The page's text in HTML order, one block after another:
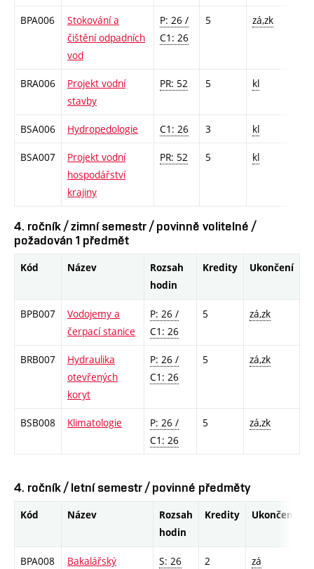
BPA006
Stokování a
čištění odpadních
vod
P: 26 /
C1: 26
5 zá,zk
BRA006
Projekt vodní
stavby
PR: 52 5 kl
BSA006 Hydropedologie C1: 26 3 kl
BSA007
Projekt vodní
hospodářství
krajiny
PR: 52 5 kl
4. ročník / zimní semestr / povinně volitelné /
požadován 1 předmět
Kód Název
Rozsah
hodin
Kredity Ukončení
BPB007
Vodojemy a
čerpací stanice
P: 26 /
C1: 26
5 zá,zk
BRB007
Hydraulika
otevřených
koryt
P: 26 /
C1: 26
5 zá,zk
BSB008 Klimatologie
P: 26 /
C1: 26
5 zá,zk
4. ročník / letní semestr / povinné předměty
Kód Název
Rozsah
hodin
Kredity Ukončení
BPA008
Bakalářský
S: 26 2 zá